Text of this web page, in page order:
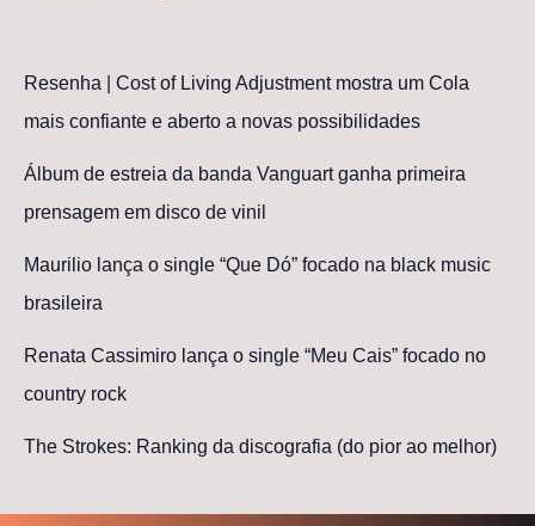
Resenha | Cost of Living Adjustment mostra um Cola
mais confiante e aberto a novas possibilidades
Álbum de estreia da banda Vanguart ganha primeira
prensagem em disco de vinil
Maurilio lança o single “Que Dó” focado na black music
brasileira
Renata Cassimiro lança o single “Meu Cais” focado no
country rock
The Strokes: Ranking da discografia (do pior ao melhor)